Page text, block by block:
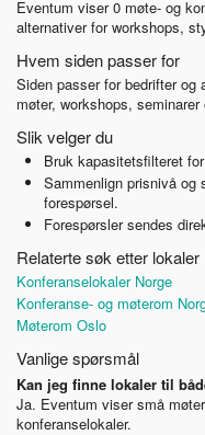
Eventum viser 0 møte- og
alternativer for workshops,
Hvem siden passer for
Siden passer for bedrifter og
møter, workshops, seminarer
Slik velger du
Bruk kapasitetsfilteret
Sammenlign prisnivå og
forespørsel.
Forespørsler sendes
Relaterte søk etter lokaler
Konferanselokaler Norge
Konferanse- og møterom
Møterom Oslo
Vanlige spørsmål
Kan jeg finne lokaler til
Ja. Eventum viser små
konferanselokaler.